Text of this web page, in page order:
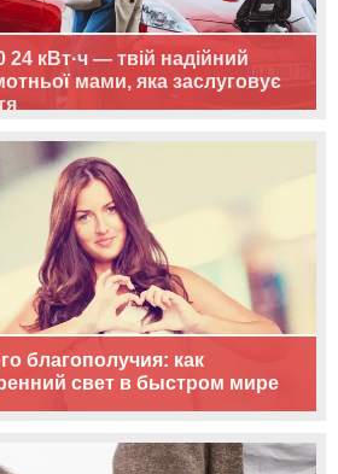
24 кВт·ч — твій надійний
мами, яка заслуговує
благополучия: как
свет в быстром мире